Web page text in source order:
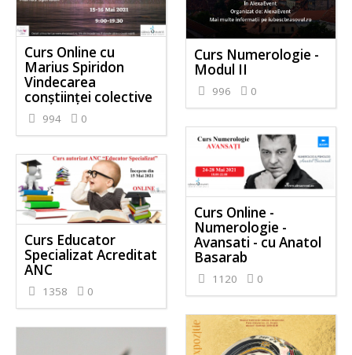
Curs Numerologie -
Modul II
996 0
Curs Online cu
Marius Spiridon
Vindecarea
conștiinței colective
994 0
Curs Online -
Numerologie -
Avansati - cu Anatol
Basarab
1120 0
Curs Educator
Specializat Acreditat
ANC
1358 0